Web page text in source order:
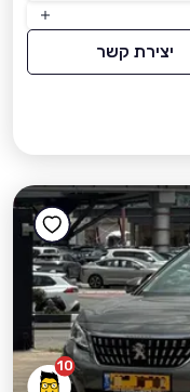
יצירת קשר
10